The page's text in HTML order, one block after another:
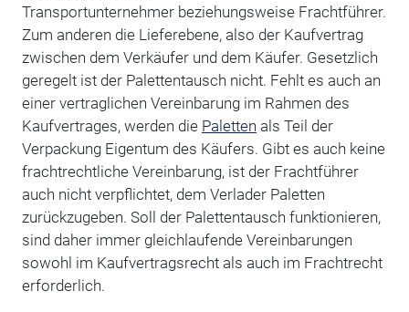
Transportunternehmer beziehungsweise Frachtführer.
Zum anderen die Lieferebene, also der Kaufvertrag
zwischen dem Verkäufer und dem Käufer. Gesetzlich
geregelt ist der Palettentausch nicht. Fehlt es auch an
einer vertraglichen Vereinbarung im Rahmen des
Kaufvertrages, werden die Paletten als Teil der
Verpackung Eigentum des Käufers. Gibt es auch keine
frachtrechtliche Vereinbarung, ist der Frachtführer
auch nicht verpflichtet, dem Verlader Paletten
zurückzugeben. Soll der Palettentausch funktionieren,
sind daher immer gleichlaufende Vereinbarungen
sowohl im Kaufvertragsrecht als auch im Frachtrecht
erforderlich.